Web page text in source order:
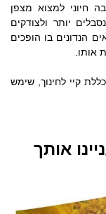
חיוני למצוא מצפן
יותר ולצודקים
הנדונים בו הופכים
אותו.
קיי לחינוך, שימש
אותך